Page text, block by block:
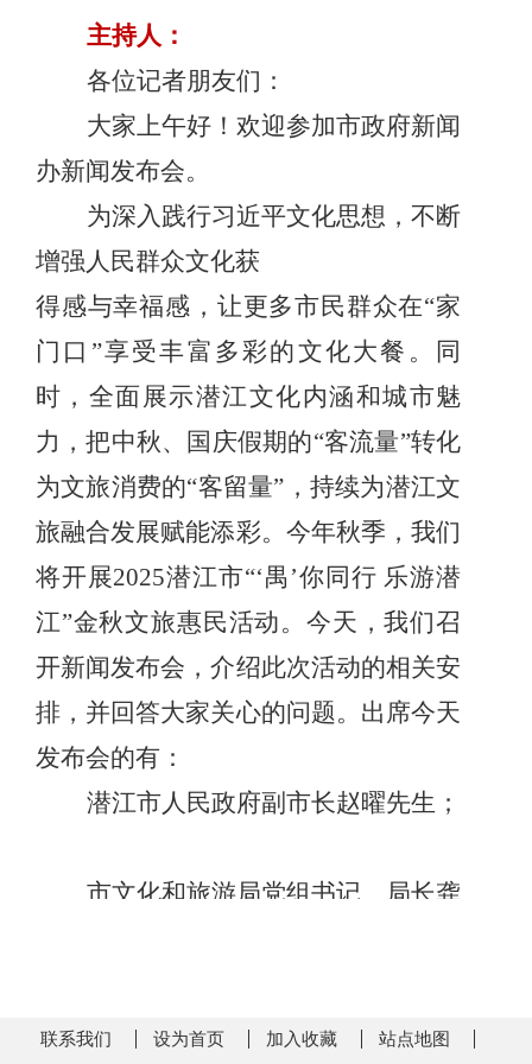
主持人：
各位记者朋友们：
大家上午好！欢迎参加市政府新闻
办新闻发布会。
为深入践行习近平文化思想，不断
增强人民群众文化获
得感与幸福感，让更多市民群众在“家
门口”享受丰富多彩的文化大餐。同
时，全面展示潜江文化内涵和城市魅
力，把中秋、国庆假期的“客流量”转化
为文旅消费的“客留量”，持续为潜江文
旅融合发展赋能添彩。今年秋季， 我们
将开展2025潜江市“‘禺’你同行 乐游潜
江”金秋文旅惠民活动。今天，我们召
开新闻发布会，介绍此次活动的相关安
排，并回答大家关心的问题。出席今天
发布会的有：
潜江市人民政府副市长赵曜先生；
市文化和旅游局党组书记、局长龚
任兰琳女士；
联系我们 设为首页 加入收藏 站点地图